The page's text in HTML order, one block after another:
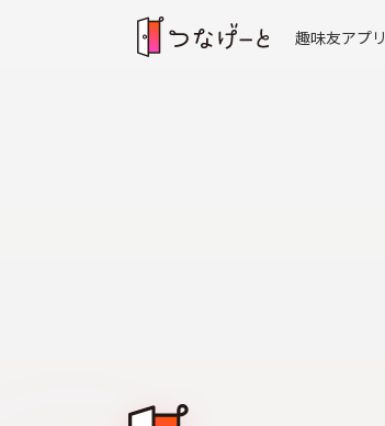
趣味友アプリ